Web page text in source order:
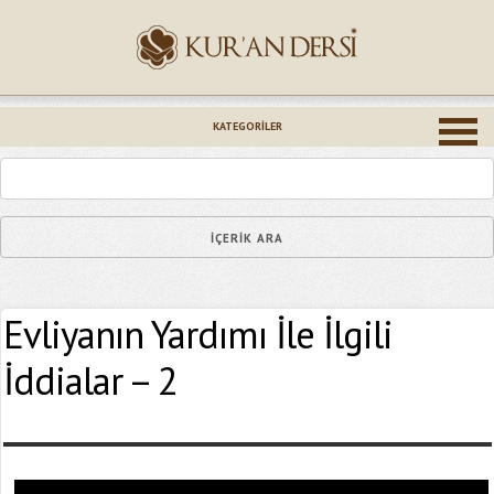
KATEGORILER
Evliyanın Yardımı İle İlgili
İddialar – 2
Epostanız (*)
Yaşadığınız Hatanın Ayrıntıları